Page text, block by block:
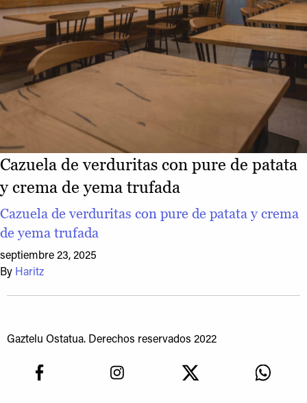
Cazuela de verduritas con pure de patata
y crema de yema trufada
Cazuela de verduritas con pure de patata y crema
de yema trufada
septiembre 23, 2025
By Haritz
Gaztelu Ostatua. Derechos reservados 2022